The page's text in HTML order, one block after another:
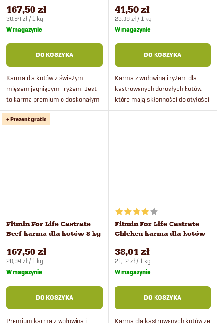
167,50 zł
Cena
jednostkowa:
20,94 zł / 1 kg
W magazynie
DO KOSZYKA
Karma dla kotów z świeżym
mięsem jagnięcym i ryżem. Jest
to karma premium o doskonałym
smaku, który przypadnie do gustu
nawet najbardziej wybrednym
41,50 zł
Cena
jednostkowa:
23,06 zł / 1 kg
W magazynie
DO KOSZYKA
Karma z wołowiną i ryżem dla
kastrowanych dorosłych kotów,
które mają skłonności do otyłości.
Premium karma ze świeżym
+ Prezent gratis
Fitmin For Life Castrate
Beef karma dla kotów 8 kg
167,50 zł
Cena
jednostkowa:
20,94 zł / 1 kg
W magazynie
DO KOSZYKA
Premium karma z wołowiną i
Fitmin For Life Castrate
Chicken karma dla kotów
38,01 zł
Cena
jednostkowa:
21,12 zł / 1 kg
W magazynie
DO KOSZYKA
Karma dla kastrowanych kotów ze